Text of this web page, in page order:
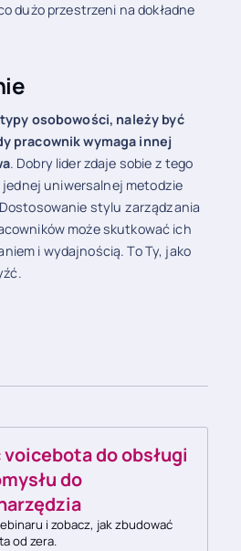
do obsługi
do
i zobacz, jak zbudować
od zera.
dużo przestrzeni na dokładne
osobowości, należy być
pracownik wymaga innej
. Dobry lider zdaje sobie z tego
uniwersalnej metodzie
stylu zarządzania
może skutkować ich
i wydajnością. To Ty, jako